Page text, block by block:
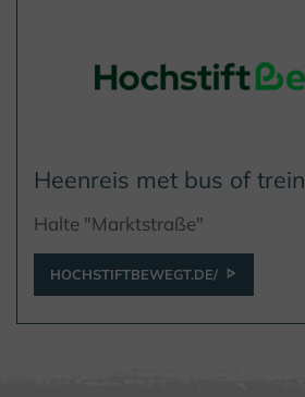
Heenreis met bus of trein
Halte "Marktstraße"
HOCHSTIFTBEWEGT.DE/